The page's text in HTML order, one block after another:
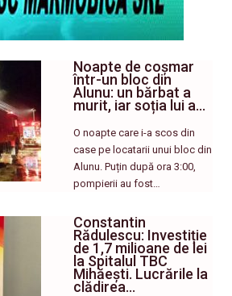
Noapte de coșmar
într-un bloc din
Alunu: un bărbat a
murit, iar soția lui a…
O noapte care i-a scos din
case pe locatarii unui bloc din
Alunu. Puțin după ora 3:00,
pompierii au fost…
Constantin
Rădulescu: Investiție
de 1,7 milioane de lei
la Spitalul TBC
Mihăești. Lucrările la
clădirea…